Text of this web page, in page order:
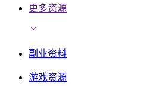
更多资源
副业资料
游戏资源